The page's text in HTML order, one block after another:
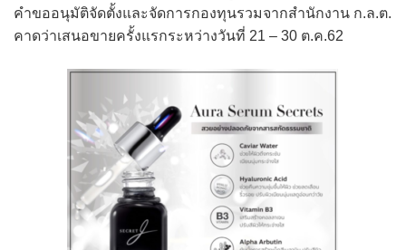
คำขออนุมัติจัดตั้งและจัดการกองทุนรวมจากสำนักงาน ก.ล.ต.
คาดว่าเสนอขายครั้งแรกระหว่างวันที่ 21 – 30 ต.ค.62